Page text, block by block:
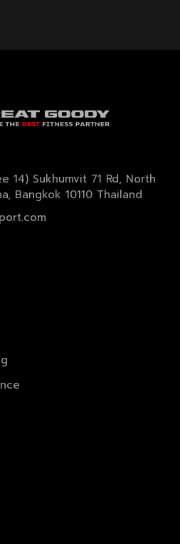
14) Sukhumvit 71 Rd, North
Bangkok 10110 Thailand